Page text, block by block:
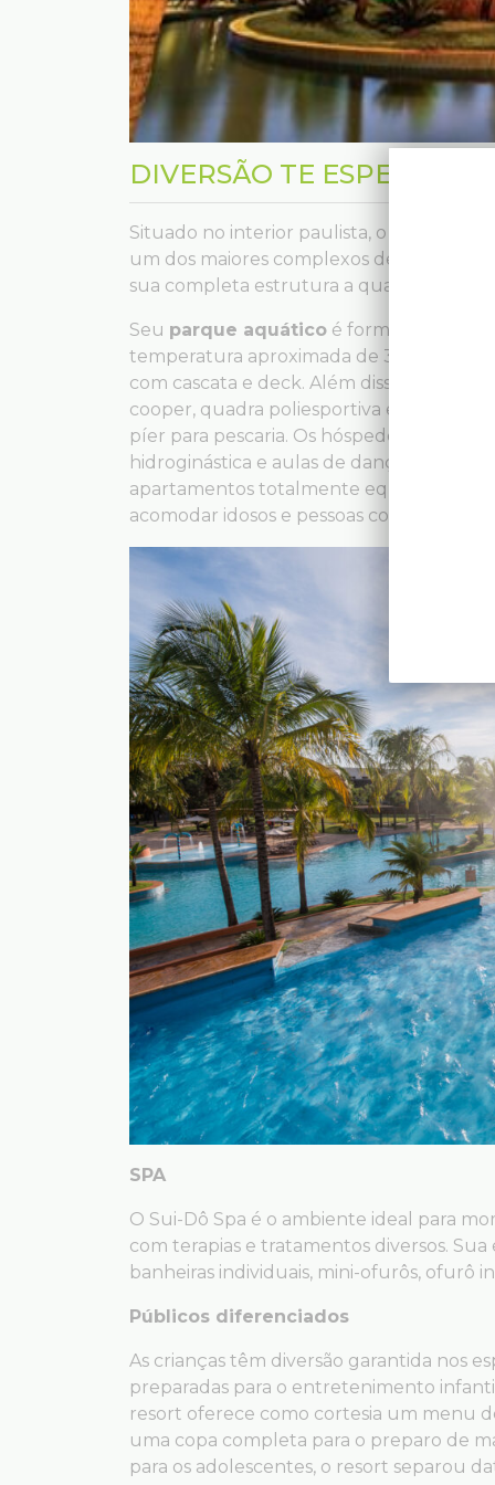
DIVERSÃO TE ESPERA
Situado no interior paulista, o
um dos maiores complexos de águas
sua completa estrutura a qualidade de
Seu parque aquático é formado por
temperatura aproximada de 38ºC, de
com cascata e deck. Além disso, a
cooper, quadra poliesportiva e de tênis,
píer para pescaria. Os hóspedes ainda
hidroginástica e aulas de dança e ioga. E
apartamentos totalmente equipados,
acomodar idosos e pessoas com
SPA
O Sui-Dô Spa é o ambiente ideal para
com terapias e tratamentos diversos.
banheiras individuais, mini-ofurôs, ofurô
Públicos diferenciados
As crianças têm diversão garantida nos
preparadas para o entretenimento
resort oferece como cortesia um menu
uma copa completa para o preparo de
para os adolescentes, o resort separou